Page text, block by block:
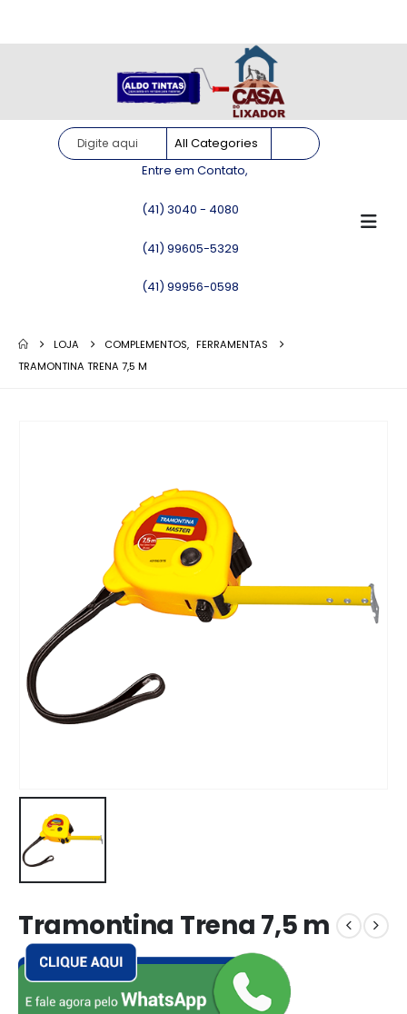
Entre em Contato,
(41) 3040 - 4080
(41) 99605-5329
(41) 99956-0598
LOJA COMPLEMENTOS, FERRAMENTAS
TRAMONTINA TRENA 7,5 M
Tramontina Trena 7,5 m